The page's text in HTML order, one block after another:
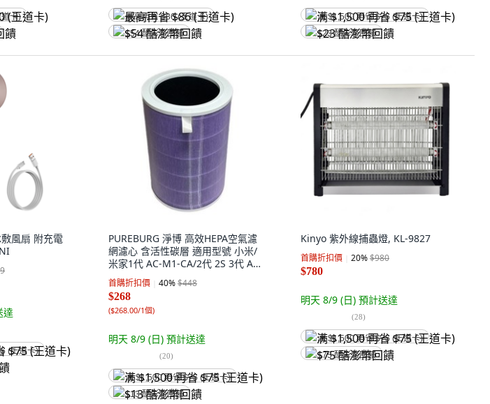
卡)
最高再省 $86 (王道卡)
$54 酷澎幣回饋
满 $1,500 再省 $75 (王道卡)
$23 酷澎幣回饋
風扇 附充電
達
(王道卡)
PUREBURG 淨博 高效HEPA空氣濾
網濾心 含活性碳層 適用型號 小米/
米家1代 AC-M1-CA/2代 2S 3代 AC-
M6-SC/Pro AC-M3-CA, 1個,
PURPLE-01
首購折扣價 40%$448
$268
($268.00/1個)
明天 8/9 (日) 預計送達
(20)
满 $1,500 再省 $75 (王道卡)
$13 酷澎幣回饋
Kinyo 紫外線捕蟲燈, KL-9827
首購折扣價 20%$980
$780
明天 8/9 (日) 預計送達
(28)
满 $1,500 再省 $75 (王道卡)
$75 酷澎幣回饋